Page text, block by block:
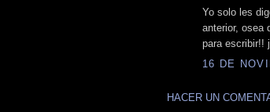
Yo solo les
anterior, osea
para escribir!!
16 DE
HACER UN